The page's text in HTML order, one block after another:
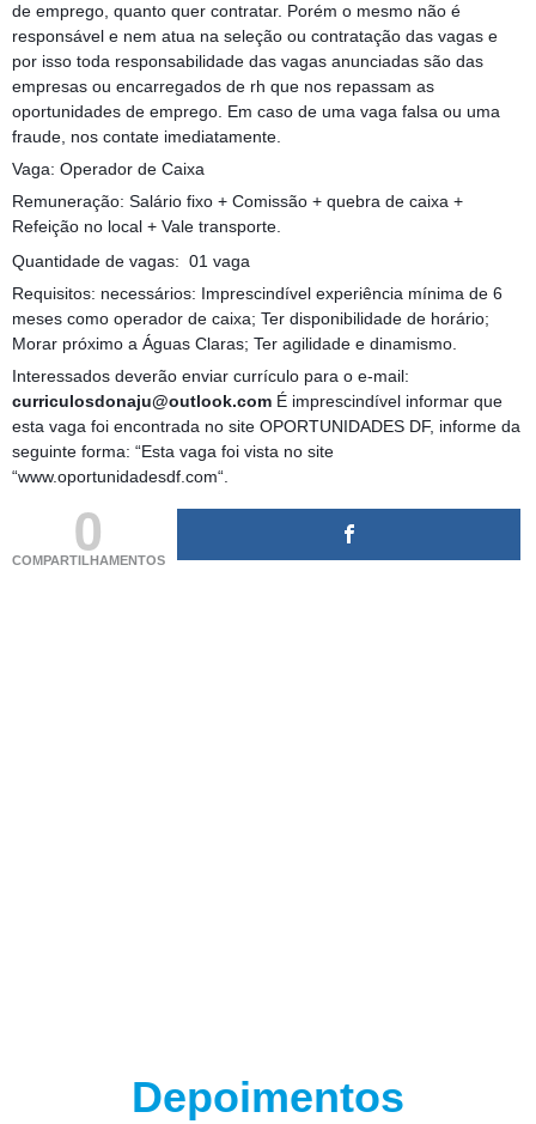
de emprego, quanto quer contratar. Porém o mesmo não é
responsável e nem atua na seleção ou contratação das vagas e
por isso toda responsabilidade das vagas anunciadas são das
empresas ou encarregados de rh que nos repassam as
oportunidades de emprego. Em caso de uma vaga falsa ou uma
fraude, nos contate imediatamente.
Vaga: Operador de Caixa
Remuneração: Salário fixo + Comissão + quebra de caixa +
Refeição no local + Vale transporte.
Quantidade de vagas: 01 vaga
Requisitos: necessários: Imprescindível experiência mínima de 6
meses como operador de caixa; Ter disponibilidade de horário;
Morar próximo a Águas Claras; Ter agilidade e dinamismo.
Interessados deverão enviar currículo para o e-mail:
curriculosdonaju@outlook.com É imprescindível informar que
esta vaga foi encontrada no site OPORTUNIDADES DF, informe da
seguinte forma: “Esta vaga foi vista no site
“www.oportunidadesdf.com“.
0
COMPARTILHAMENTOS
Depoimentos